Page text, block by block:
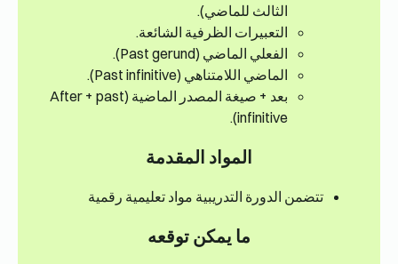
الثالث للماضي).
التعبيرات الظرفية الشائعة.
الفعلي الماضي (Past gerund).
الماضي اللامتناهي (Past infinitive).
بعد + صيغة المصدر الماضية (After + past
infinitive).
المواد المقدمة
تتضمن الدورة التدريبية مواد تعليمية رقمية
ما يمكن توقعه